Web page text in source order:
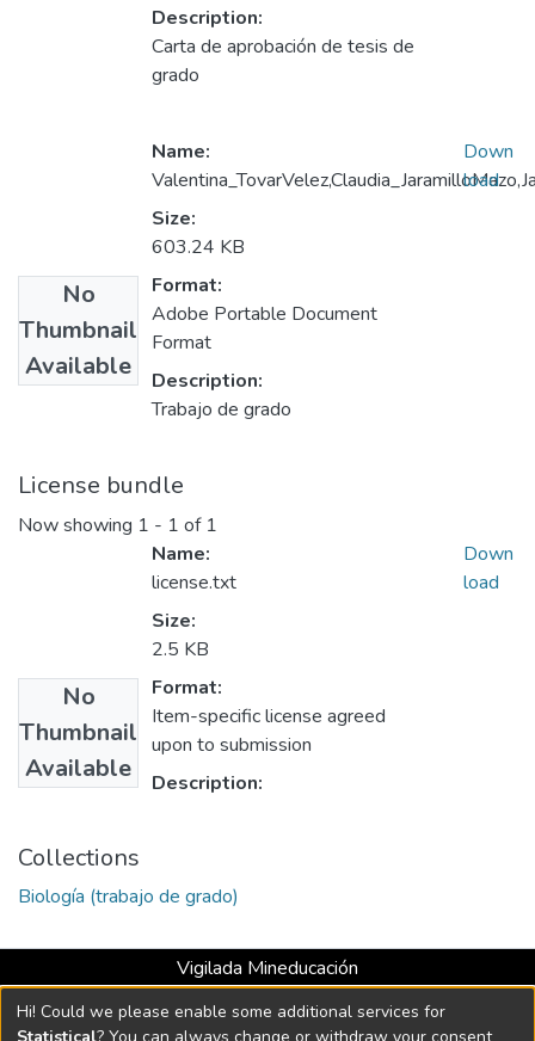
Description:
Carta de aprobación de tesis de
grado
No
Thumbnail
Available
Name:
Size:
603.24 KB
Format:
Adobe Portable Document
Format
Description:
Trabajo de grado
Down
load
License bundle
Now showing 1 - 1 of 1
No
Thumbnail
Available
Name:
license.txt
Size:
2.5 KB
Format:
Item-specific license agreed
upon to submission
Description:
Down
load
Collections
Biología (trabajo de grado)
Vigilada Mineducación
Universidad con Acreditación Institucional hasta 2026 -
Resolución MEN 2158 de 2018
Hi! Could we please enable some additional services for